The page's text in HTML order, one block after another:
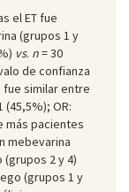
el ET fue
(grupos 1 y
vs. n= 30
de confianza
fue similar entre
(45,5%); OR:
más pacientes
mebevarina
2 y 4)
(grupos 1 y